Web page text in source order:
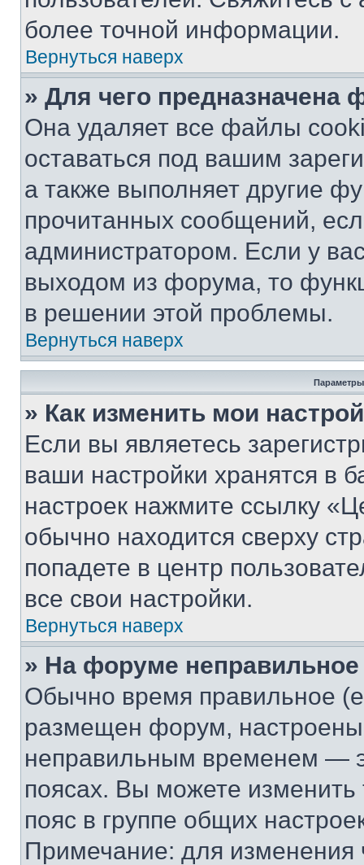
более точной информации.
Вернуться наверх
» Для чего предназначена
Она удаляет все файлы
оставаться под вашим
а также выполняет другие
прочитанных сообщений,
администратором. Если у
выходом из форума, то
в решении этой проблемы.
Вернуться наверх
Параметры
» Как изменить мои
Если вы являетесь
ваши настройки хранятся в
настроек нажмите ссылку
обычно находится сверху
попадете в центр
все свои настройки.
Вернуться наверх
» На форуме
Обычно время правильное
размещен форум, настроены
неправильным временем —
поясах. Вы можете изменить
пояс в группе общих
Примечание: для изменения